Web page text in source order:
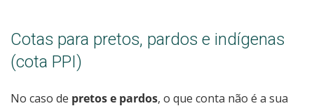
Cotas para pretos, pardos e indígenas
(cota PPI)
No caso de pretos e pardos, o que conta não é a sua